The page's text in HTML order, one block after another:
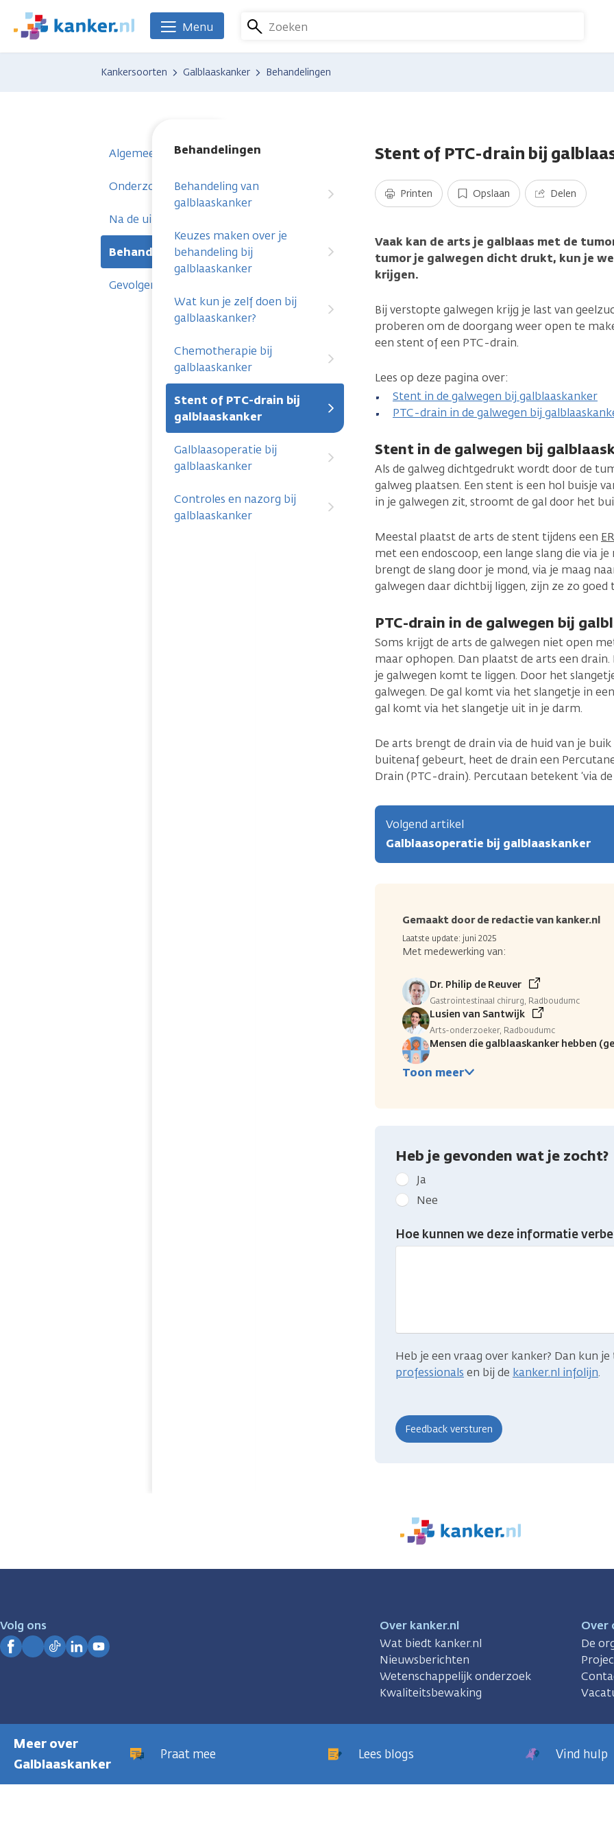
naar
We
zijn
Zoeken
Menu
Kankersoorten Galblaaskanker Behandelingen
Algemeen
Onderzoeken
Na de uitslag
Behandelingen
Behandelingen
Behandeling van
galblaaskanker
Keuzes maken over je
behandeling bij
galblaaskanker
Wat kun je zelf doen bij
galblaaskanker?
Chemotherapie bij
galblaaskanker
Stent of PTC-drain bij
galblaaskanker
Galblaasoperatie bij
galblaaskanker
Controles en nazorg bij
galblaaskanker
Gevolgen
Stent of PTC-drain bij
Printen Opslaan Delen
Vaak kan de arts je galblaas met de
tumor je galwegen dicht drukt, kun je
krijgen.
Bij verstopte galwegen krijg je last van
proberen om de doorgang weer open te
een stent of een PTC-drain.
Lees op deze pagina over:
Stent in de galwegen bij galblaaskanker
PTC-drain in de galwegen bij
Stent in de galwegen bij
Als de galweg dichtgedrukt wordt door de
galweg plaatsen. Een stent is een hol buisje
in je galwegen zit, stroomt de gal door het
Meestal plaatst de arts de stent tijdens een
met een endoscoop, een lange slang die via
brengt de slang door je mond, via je maag
galwegen daar dichtbij liggen, zijn ze zo goed
PTC-drain in de galwegen bij
Soms krijgt de arts de galwegen niet open
maar ophopen. Dan plaatst de arts een drain.
je galwegen komt te liggen. Door het
galwegen. De gal komt via het slangetje in
gal komt via het slangetje uit in je darm.
De arts brengt de drain via de huid van je
buitenaf gebeurt, heet de drain een
Drain (PTC-drain). Percutaan betekent ‘via de
Volgend artikel
Galblaasoperatie bij galblaaskanker
Gemaakt door de redactie van kanker.nl
Laatste update: juni 2025
Met medewerking van:
Dr. Philip de Reuver
Gastrointestinaal chirurg, Radboudumc
Lusien van Santwijk
Arts-onderzoeker, Radboudumc
Mensen die galblaaskanker hebben
Toon meer
Meer over
Galblaaskanker
Praat mee Lees blogs Vind hulp
Heb je gevonden wat je zocht?
Geef
kanker.nl
feedback:
Heb
je
Ja
Nee
Hoe kunnen we deze informatie
Heb je een vraag over kanker? Dan kun
professionals en bij de kanker.nl infolijn.
We
er
Volg ons
Over kanker.nl
Wat biedt kanker.nl
Nieuwsberichten
Wetenschappelijk onderzoek
Kwaliteitsbewaking
Over
De
PrivacyregelingCookies Disclaimer
Huisregels